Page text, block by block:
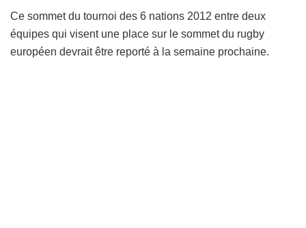
Ce sommet du tournoi des 6 nations 2012 entre deux
équipes qui visent une place sur le sommet du rugby
européen devrait être reporté à la semaine prochaine.